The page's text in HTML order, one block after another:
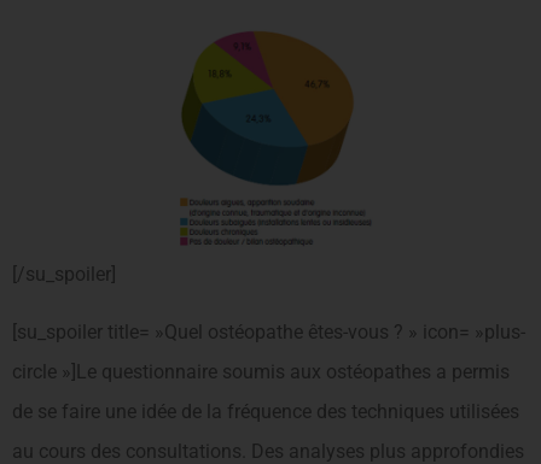
[/su_spoiler]
[su_spoiler title= »Quel ostéopathe êtes-vous ? » icon= »plus-
circle »]Le questionnaire soumis aux ostéopathes a permis
de se faire une idée de la fréquence des techniques utilisées
au cours des consultations. Des analyses plus approfondies